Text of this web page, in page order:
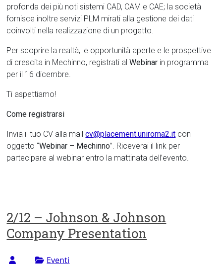
profonda dei più noti sistemi CAD, CAM e CAE; la società
fornisce inoltre servizi PLM mirati alla gestione dei dati
coinvolti nella realizzazione di un progetto.
Per scoprire la realtà, le opportunità aperte e le prospettive
di crescita in Mechinno, registrati alWebinar in programma
per il 16 dicembre.
Ti aspettiamo!
Come registrarsi
Invia il tuo CV alla mailcv@placement.uniroma2.it con
oggetto “Webinar – Mechinno”. Riceverai il link per
partecipare al webinar entro la mattinata dell’evento.
2/12 – Johnson & Johnson
Company Presentation
Eventi